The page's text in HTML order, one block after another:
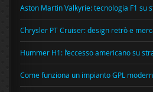
Aston Martin Valkyrie: tecnologia F1 su
Chrysler PT Cruiser: design retrò e
Hummer H1: l’eccesso americano su
Come funziona un impianto GPL